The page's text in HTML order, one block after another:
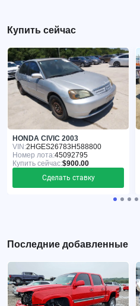
Купить сейчас
HONDA CIVIC 2003
VIN:2HGES26783H588800
Номер лота:45092795
Купить сейчас:$900.00
Сделать ставку
Последние добавленные